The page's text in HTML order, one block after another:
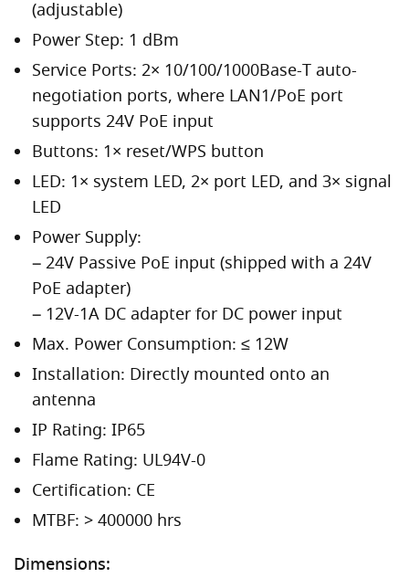
(adjustable)
Power Step: 1 dBm
Service Ports: 2× 10/100/1000Base-T auto-
negotiation ports, where LAN1/PoE port
supports 24V PoE input
Buttons: 1× reset/WPS button
LED: 1× system LED, 2× port LED, and 3× signal
LED
Power Supply:
– 24V Passive PoE input (shipped with a 24V
PoE adapter)
– 12V-1A DC adapter for DC power input
Max. Power Consumption: ≤ 12W
Installation: Directly mounted onto an
antenna
IP Rating: IP65
Flame Rating: UL94V-0
Certification: CE
MTBF: > 400000 hrs
Dimensions: